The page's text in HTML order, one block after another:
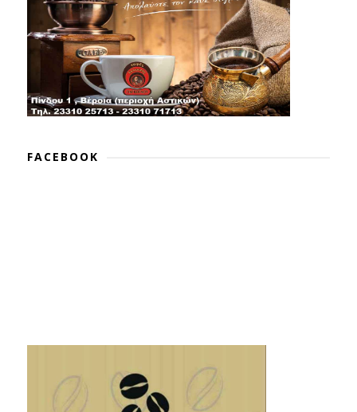
FACEBOOK